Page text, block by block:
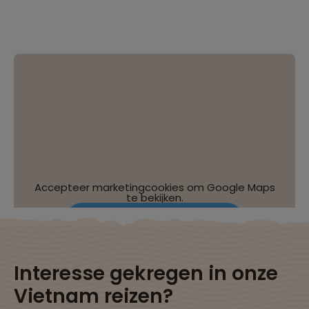
Accepteer marketingcookies om Google Maps
te bekijken.
Interesse gekregen in onze
Vietnam reizen?